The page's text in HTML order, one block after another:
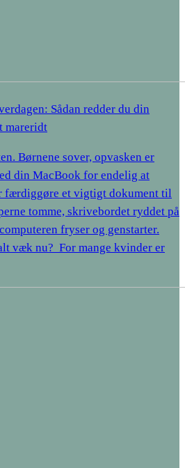
Sådan redder du din
mareridt
Børnene sover, opvasken er
din MacBook for endelig at
færdiggøre et vigtigt dokument til
tomme, skrivebordet ryddet på
fryser og genstarter.
væk nu?​ ​ For mange kvinder er